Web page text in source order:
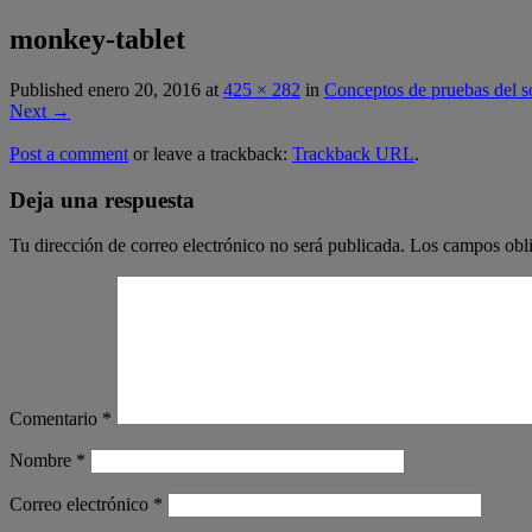
monkey-tablet
Published enero 20, 2016 at 425 × 282 in Conceptos de pruebas del
Next →
Post a comment or leave a trackback: Trackback URL.
Deja una respuesta
Tu dirección de correo electrónico no será publicada. Los campos
Comentario *
Nombre *
Correo electrónico *